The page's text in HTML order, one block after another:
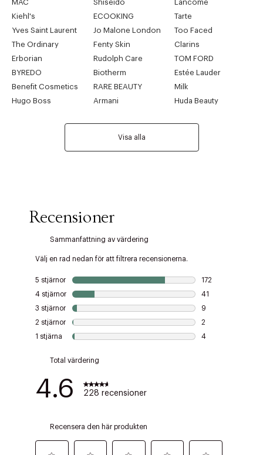
MAC
Shiseido
Lancôme
Kiehl's
ECOOKING
Tarte
Yves Saint Laurent
Jo Malone London
Too Faced
The Ordinary
Fenty Skin
Clarins
Erborian
Rudolph Care
TOM FORD
BYREDO
Biotherm
Estée Lauder
Benefit Cosmetics
RARE BEAUTY
Milk
Hugo Boss
Armani Huda Beauty
Visa alla